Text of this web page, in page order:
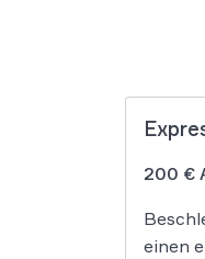
200 €
einen